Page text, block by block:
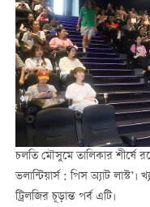
চলতি মৌসুমে তালিকার শীর্ষে
ভলান্টিয়ার্স : পিস অ্যাট লাস্ট’।
ট্রিলজির চূড়ান্ত পর্ব এটি।